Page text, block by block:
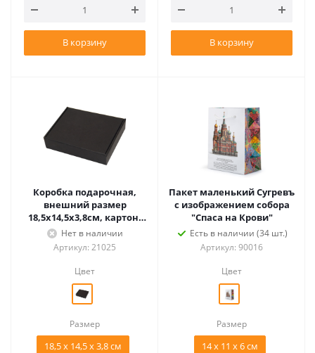
В корзину В корзину
Коробка подарочная,
внешний размер
18,5х14,5х3,8см, картон,
самосборная, черная
Нет в наличии
Артикул: 21025
Цвет
Размер
18,5 х 14,5 х 3,8 см
Пакет маленький Сугревъ
с изображением собора
"Спаса на Крови"
Есть в наличии (34 шт.)
Артикул: 90016
Цвет
Размер
14 х 11 х 6 см